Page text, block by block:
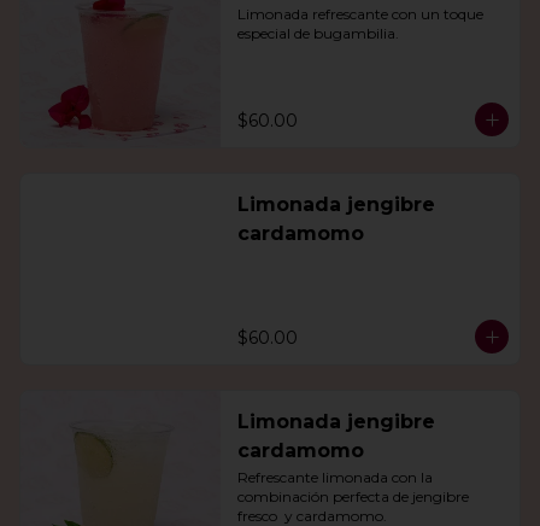
Limonada refrescante con un toque
especial de bugambilia.
$60.00
Limonada jengibre
cardamomo
$60.00
Limonada jengibre
cardamomo
Refrescante limonada con la
combinación perfecta de jengibre
fresco  y cardamomo.